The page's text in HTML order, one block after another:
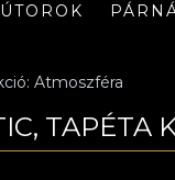
Atmoszféra
TAPÉTA